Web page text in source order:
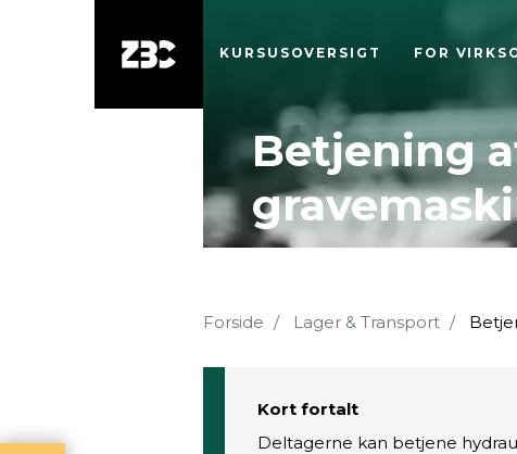
KURSUSOVERSIGT FOR
Betjening
Forside Lager & Transport
Kort fortalt
Deltagerne kan betjene